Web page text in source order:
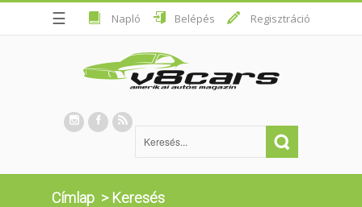
☰ Napló Belépés Regisztráció
Címlap > Keresés